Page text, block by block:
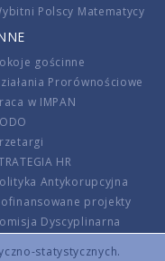
statystycznych.
Polscy Matematycy
gościnne
Prorównościowe
w IMPAN
HR
Antykorupcyjna
projekty
Dyscyplinarna